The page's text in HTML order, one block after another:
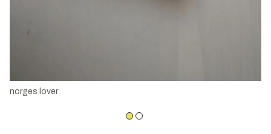
norges lover